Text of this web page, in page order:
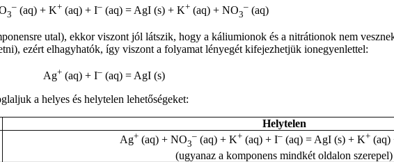
3
–(aq) + K+(aq) + I–(aq) = AgI (s) + K+(aq) + NO3
–(aq)
utal), ekkor viszont jól látszik, hogy a káliumionok és a nitrátionok nem
ezért elhagyhatók, így viszont a folyamat lényegét kifejezhetjük ionegyenlettel:
Ag+(aq) + I–(aq) = AgI (s)
a helyes és helytelen lehetőségeket:
Helytelen
Ag+(aq) + NO3
–(aq) + K+(aq) + I–(aq) = AgI (s) + K+(aq)
(ugyanaz a komponens mindkét oldalon szerepel)